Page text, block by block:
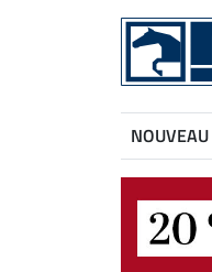
NOUVEAU